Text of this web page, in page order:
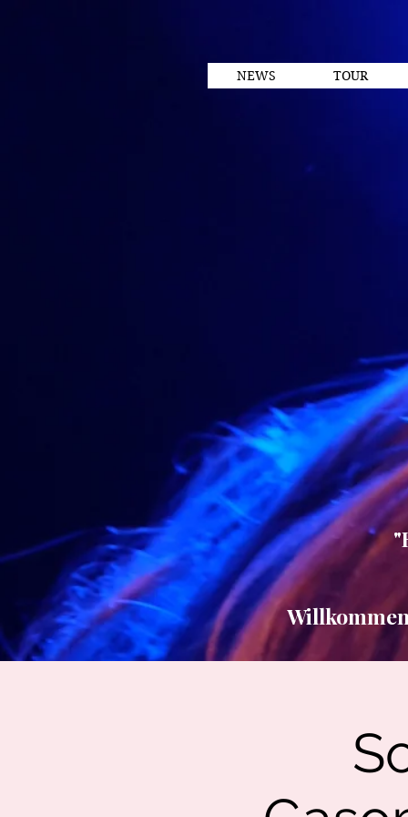
NEWS TOUR